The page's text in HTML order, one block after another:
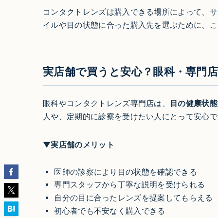
コンタクトレンズは購入できる場所によって、
イルや目の状態に合った購入先を選ぶために、
実店舗で買うと安心？眼科・専門
眼科やコンタクトレンズ専門店は、 目の健康状
人や、定期的に診察を受けたい人にとって安心
▼実店舗のメリット
医師の診察により目の状態を確認できる
専門スタッフから丁寧な説明を受けられる
自分の目に合ったレンズを提案してもらえる
初心者でも不安なく購入できる